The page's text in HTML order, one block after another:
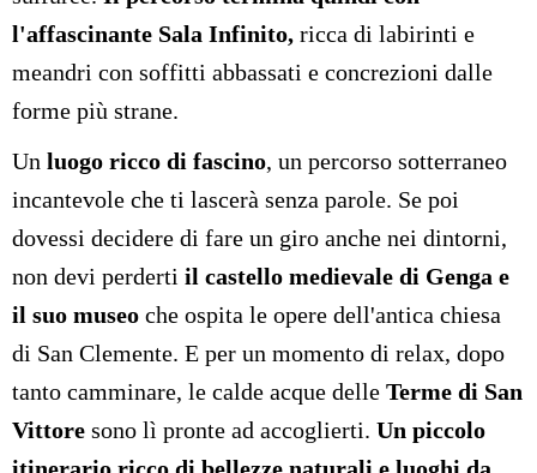
l'affascinante Sala Infinito, ricca di labirinti e
meandri con soffitti abbassati e concrezioni dalle
forme più strane.
Un luogo ricco di fascino, un percorso sotterraneo
incantevole che ti lascerà senza parole. Se poi
dovessi decidere di fare un giro anche nei dintorni,
non devi perderti il castello medievale di Genga e
il suo museo che ospita le opere dell'antica chiesa
di San Clemente. E per un momento di relax, dopo
tanto camminare, le calde acque delle Terme di San
Vittore sono lì pronte ad accoglierti. Un piccolo